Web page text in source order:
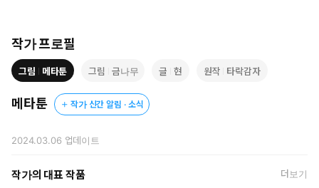
지유는 호흡마저 멈추었다.
제 눈을 믿을 수가 없었다. 느릿하게 제게로 다가오고 있는 이는, 분
제가 매몰차게도 버렸던, 전 남자친구. 서강우.
ⓒ현,금나무(원작:타락감자)/메타툰
작가 프로필
그림 메타툰 그림 금나무 글 현 원작 타락감자
메타툰 작가 신간 알림 · 소식
2024.03.06 업데이트
작가의 대표 작품 더보기